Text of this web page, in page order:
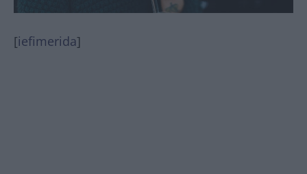
[iefimerida]